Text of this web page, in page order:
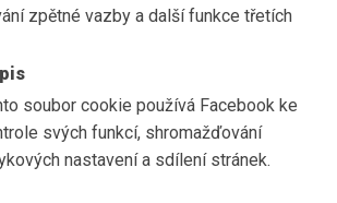
zpětné vazby a další funkce třetích
soubor cookie používá Facebook ke
svých funkcí, shromažďování
nastavení a sdílení stránek.